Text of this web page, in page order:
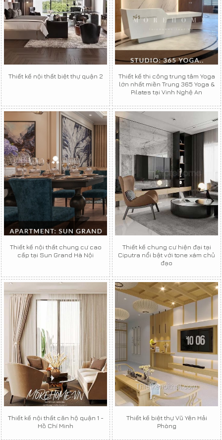
Thiết kế nội thất biệt thự quận 2
Thiết kế thi công trung tâm Yoga
lớn nhất miền Trung 365 Yoga &
Pilates tại Vinh Nghệ An
Thiết kế nội thất chung cư cao
cấp tại Sun Grand Hà Nội
Thiết kế chung cư hiện đại tại
Ciputra nổi bật với tone xám chủ
đạo
Thiết kế nội thất căn hộ quận 1 -
Hồ Chí Minh
Thiết kế biệt thự Vũ Yên Hải
Phòng